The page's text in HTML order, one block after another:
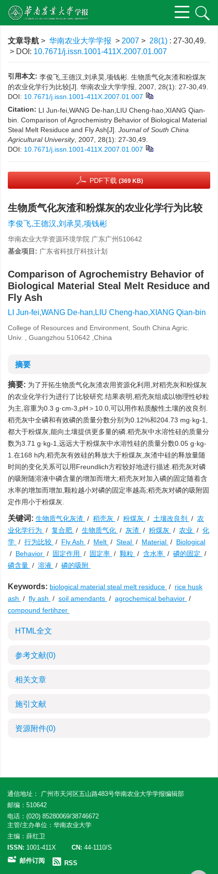
文章导航 > 华南农业大学学报 > 2007 > 28(1) : 27-30,49.
> DOI: 10.7671/j.issn.1001-411X.2007.01.007
引用本文: 李俊飞,王德汉,刘承昊,项钱彬. 生物质气化灰渣和粉煤灰
的农业化学行为比较[J]. 华南农业大学学报, 2007, 28(1): 27-30,49.
DOI: 10.7671/j.issn.1001-411X.2007.01.007
Citation: LI Jun-fei,WANG De-han,LIU Cheng-hao,XIANG Qian-
bin. Comparison of Agrochemistry Behavior of Biological Material
Steal Melt Residuce and Fly Ash[J]. Journal of South China
Agricultural University, 2007, 28(1): 27-30,49.
DOI: 10.7671/j.issn.1001-411X.2007.01.007
PDF下载 (369 KB)
生物质气化灰渣和粉煤灰的农业化学行为比较
李俊飞,王德汉,刘承昊,项钱彬
华南农业大学资源环境学院 广东广州510642
基金项目: 广东省科技厅科技计划
Comparison of Agrochemistry Behavior of
Biological Material Steal Melt Residuce and
Fly Ash
LI Jun-fei,WANG De-han,LIU Cheng-hao,XIANG Qian-bin
College of Resources and Environment, South China Agric.
Univ. , Guangzhou 510642 ,China
摘要
摘要: 为了开拓生物质气化灰渣农用资源化利用,对稻壳灰和粉煤灰
的农业化学行为进行了比较研究.结果表明,稻壳灰组成以物理性砂粒
为主,容重为0.3 g·cm-3,pH＞10.0,可以用作粘质酸性土壤的改良剂.
稻壳灰中全磷和有效磷的质量分数分别为0.12%和204.73 mg·kg-1,
都大于粉煤灰,能向土壤提供更多量的磷.稻壳灰中水溶性硅的质量分
数为3.71 g·kg-1,远远大于粉煤灰中水溶性硅的质量分数0.05 g·kg-
1.在168 h内,稻壳灰有效硅的释放大于粉煤灰,灰渣中硅的释放量随
时间的变化关系可以用Freundlich方程较好地进行描述.稻壳灰对磷
的吸附随溶液中磷含量的增加而增大;稻壳灰对加入磷的固定随着含
水率的增加而增加,颗粒越小对磷的固定率越高;稻壳灰对磷的吸附固
定作用小于粉煤灰.
关键词: 生物质气化灰渣 / 稻壳灰 / 粉煤灰 / 土壤改良剂 / 农
业化学行为 / 复合肥 / 生物质气化 / 灰渣 / 粉煤灰 / 农业 / 化
学 / 行为比较 / Fly Ash / Melt / Steal / Material / Biological
/ Behavior / 固定作用 / 固定率 / 颗粒 / 含水率 / 磷的固定 /
磷含量 / 溶液 / 磷的吸附
Keywords: biological material steal melt residuce / rice husk
ash / fly ash / soil amendants / agrochemical behavior /
compound fertihzer
HTML全文
参考文献(0)
相关文章
施引文献
资源附件(0)
通信地址： 广州市天河区五山路483号华南农业大学学报编辑部
邮编：510642
电话：(020) 85280069/38746672
主管/主办单位：华南农业大学
主编：薛红卫
ISSN: 1001-411X CN: 44-1110/S
邮件订阅
RSS